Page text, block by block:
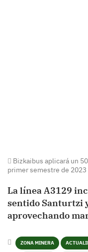
Bizkaibus aplicará un
primer semestre de 2023
La línea A3129
sentido Santurtzi
aprovechando
ZONA MINERA